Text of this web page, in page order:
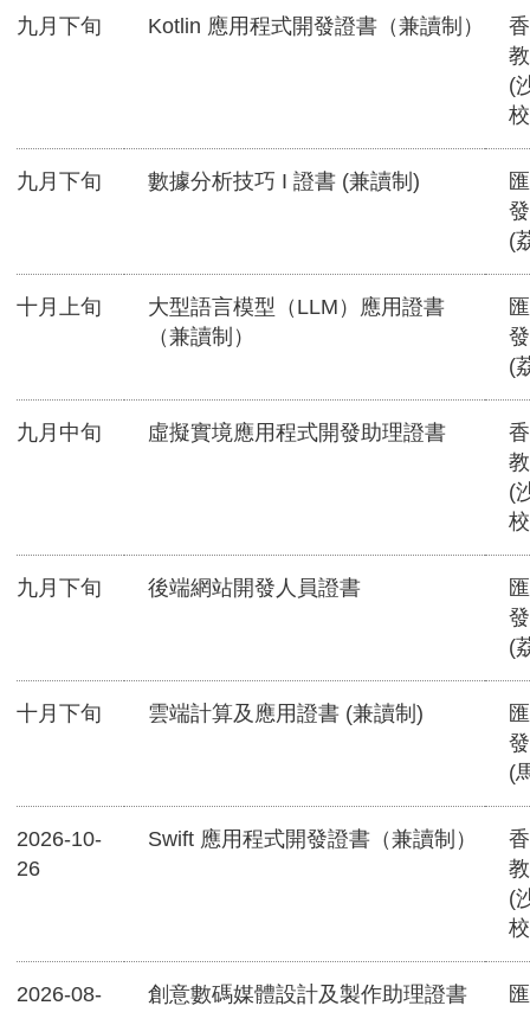
九月下旬 Kotlin 應用程式開發證書（兼讀制）
(
九月下旬 數據分析技巧 I 證書 (兼讀制)
(
十月上旬
大型語言模型（LLM）應用證書
（兼讀制）
(
九月中旬 虛擬實境應用程式開發助理證書
(
九月下旬 後端網站開發人員證書
(
十月下旬 雲端計算及應用證書 (兼讀制)
(
2026-10-
26
Swift 應用程式開發證書（兼讀制）
(
2026-08-
創意數碼媒體設計及製作助理證書